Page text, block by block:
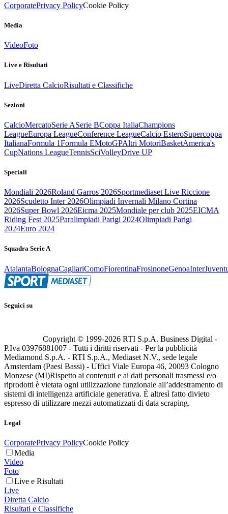
CorporatePrivacy PolicyCookie Policy
Media
VideoFoto
Live e Risultati
LiveDiretta CalcioRisultati e Classifiche
Sezioni
CalcioMercatoSerie ASerie BCoppa ItaliaChampions
LeagueEuropa LeagueConference LeagueCalcio EsteroSupercoppa
ItalianaFormula 1Formula EMotoGPAltri MotoriBasketAmerica's
CupNations LeagueTennisSciVolleyDrive UP
Speciali
Mondiali 2026Roland Garros 2026Sportmediaset Live Riccione
2026Scudetto Inter 2026Olimpiadi Invernali Milano Cortina
2026Super Bowl 2026Eicma 2025Mondiale per club 2025EICMA
Riding Fest 2025Paralimpiadi Parigi 2024Olimpiadi Parigi
2024Euro 2024
Squadra Serie A
AtalantaBolognaCagliariComoFiorentinaFrosinoneGenoaInter
Seguici su
Copyright © 1999-2026 RTI S.p.A. Business Digital -
P.Iva 03976881007 - Tutti i diritti riservati - Per la pubblicità
Mediamond S.p.A. - RTI S.p.A., Mediaset N.V., sede legale
Amsterdam (Paesi Bassi) - Uffici Viale Europa 46, 20093 Cologno
Monzese (MI)Rispetto ai contenuti e ai dati personali trasmessi e/o
riprodotti è vietata ogni utilizzazione funzionale all’addestramento di
sistemi di intelligenza artificiale generativa. È altresì fatto divieto
espresso di utilizzare mezzi automatizzati di data scraping.
Legal
CorporatePrivacy PolicyCookie Policy
Media
Video
Foto
Live e Risultati
Live
Diretta Calcio
Risultati e Classifiche